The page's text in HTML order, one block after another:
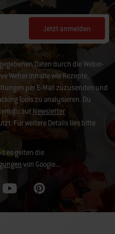
Jetzt anmelden
Daten durch die Weber-
Weber Inhalte wie Rezepte,
per E-Mail zuzusenden und
Tools zu analysieren. Du
du aufNewsletter
Für weitere Details lies bitte
es gelten die
von Google.